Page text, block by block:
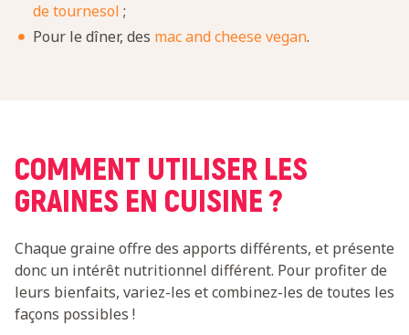
de tournesol ;
Pour le dîner, des mac and cheese vegan.
COMMENT UTILISER LES
GRAINES EN CUISINE ?
Chaque graine offre des apports différents, et présente
donc un intérêt nutritionnel différent. Pour profiter de
leurs bienfaits, variez-les et combinez-les de toutes les
façons possibles !